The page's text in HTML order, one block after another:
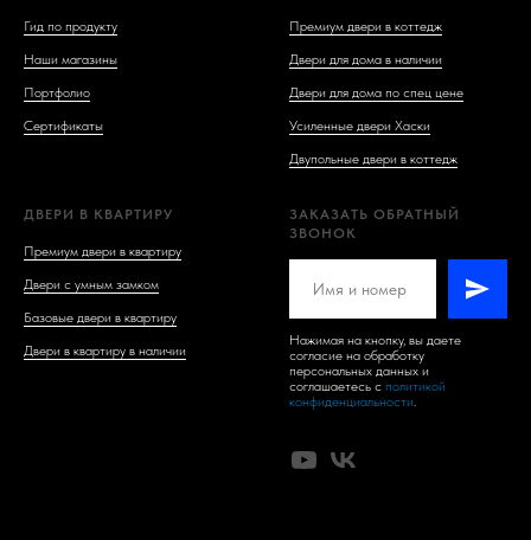
Гид по продукту
Наши магазины
Портфолио
Сертификаты
Премиум двери в коттедж
Двери для дома в наличии
Двери для дома по спец цене
Усиленные двери Хаски
Двупольные двери в коттедж
ДВЕРИ В КВАРТИРУ
Премиум двери в квартиру
Двери с умным замком
Базовые двери в квартиру
Двери в квартиру в наличии
ЗАКАЗАТЬ ОБРАТНЫЙ
ЗВОНОК
Нажимая на кнопку, вы даете
согласие на обработку
персональных данных и
соглашаетесь c политикой
конфиденциальности.